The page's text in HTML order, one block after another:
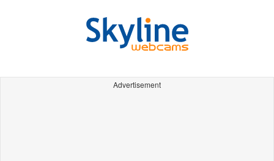
Advertisement